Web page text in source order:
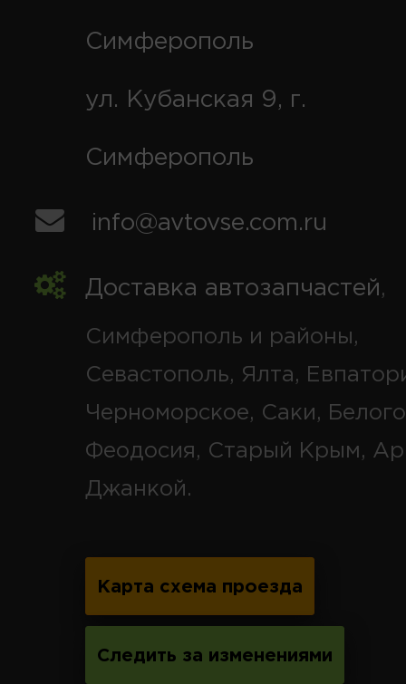
Симферополь
ул. Кубанская 9, г.
Симферополь
info@avtovse.com.ru
Доставка автозапчастей,
Симферополь и районы,
Севастополь, Ялта,
Черноморское, Саки,
Феодосия, Старый Крым,
Джанкой.
Карта схема проезда
Следить за изменениями